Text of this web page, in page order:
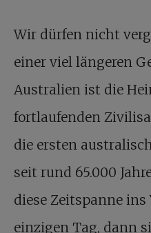
Wir dürfen nicht
einer viel längeren
Australien ist die
fortlaufenden
die ersten
seit rund 65.000
diese Zeitspanne
einzigen Tag, dann